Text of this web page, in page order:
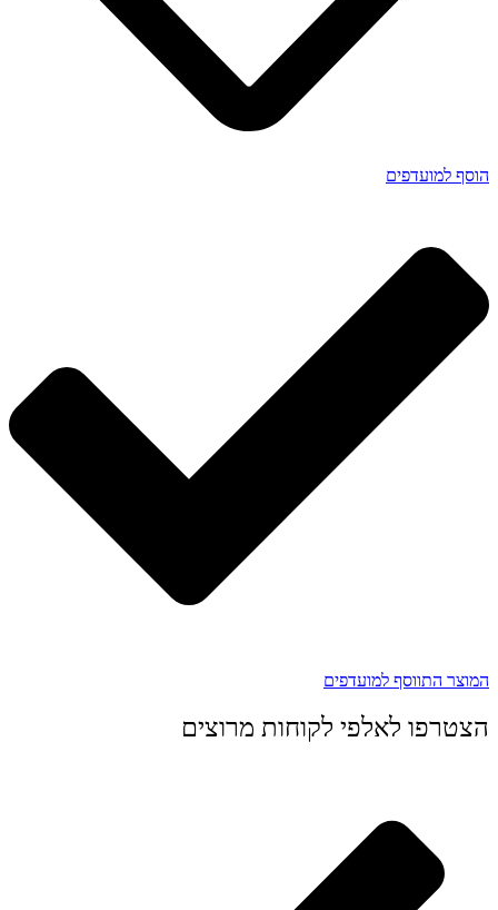
הוסף למועדפים
המוצר התווסף למועדפים
הצטרפו לאלפי לקוחות מרוצים